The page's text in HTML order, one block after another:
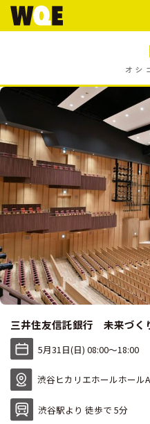
オシ
三井住友信託銀行 未来づく
5月31日(日) 08:00〜18:00
渋谷ヒカリエホールホール
渋谷駅より 徒歩で 5分